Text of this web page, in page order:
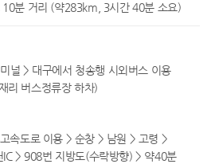
10분 거리 (약283km, 3시간 40분 소요)
널 > 대구에서 청송행 시외버스 이용
리 버스정류장 하차)
속도로 이용 > 순창 > 남원 > 고령 >
IC > 908번 지방도(수락방향) > 약40분